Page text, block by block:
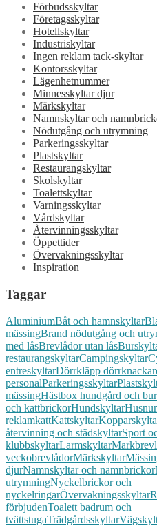
Förbudsskyltar
Företagsskyltar
Hotellskyltar
Industriskyltar
Ingen reklam tack-skyltar
Kontorsskyltar
Lägenhetnummer
Minnesskyltar djur
Märkskyltar
Namnskyltar och
Nödutgång och utrymning
Parkeringsskyltar
Plastskyltar
Restaurangskyltar
Skolskyltar
Toalettskyltar
Varningsskyltar
Vårdskyltar
Återvinningsskyltar
Öppettider
Övervakningsskyltar
Inspiration
Taggar
AluminiumBåt och hamnskyltar
mässingBrand nödutgång och
med låsBrevlådor utan lås
restaurangskyltarCampingskyltar
entreskyltarDörrkläpp
personalParkeringsskyltar
mässingHästbox hundgård och
och kattbrickorHundskyltar
reklamkattKattskyltar
återvinning och städskyltarSport
klubbskyltarLarmskyltar
veckobrevlådorMärkskyltar
djurNamnskyltar och namnbrickor
utrymningNyckelbrickor och
nyckelringarÖvervakningsskyltar
förbjudenToalett badrum och
tvättstugaTrädgårdsskyltar